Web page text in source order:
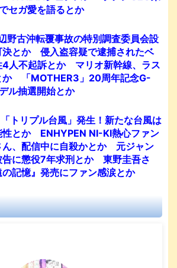
セガ愛を語るとか
古沖転覆事故の特別調査委員会設
決とか 侵入盗容疑で逮捕されたベ
4人不起訴とか マリオ新幹線、ラス
か 「MOTHER3」20周年記念G-
ル抽選開始とか
リプル台風」発生！新たな台風は
性とか ENHYPEN NI-KI熱心ファン
ん、配信中に自殺かとか 元ジャン
告に懲役7年求刑とか 東野圭吾さ
記憶』発売にファン感涙とか